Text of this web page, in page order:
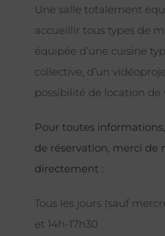
Une salle totalement
accueillir tous types de
équipée d’une cuisine
collective, d’un
possibilité de location de
Pour toutes
de réservation, merci de
directement :
Tous les jours (sauf
et 14h-17h30